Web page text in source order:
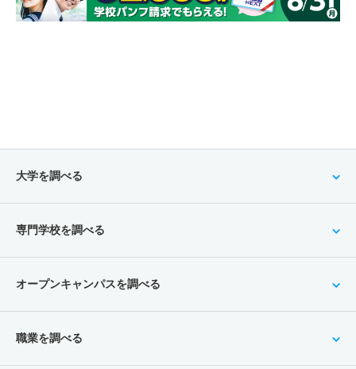
大学を調べる
専門学校を調べる
オープンキャンパスを調べる
職業を調べる